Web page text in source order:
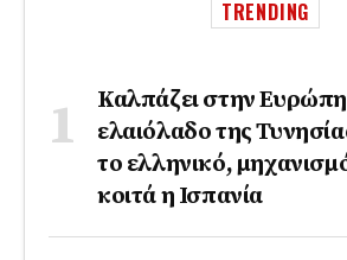
TRENDING
Καλπάζει στην
ελαιόλαδο της
το ελληνικό,
κοιτά η Ισπανία